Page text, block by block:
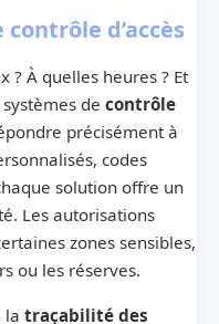
d’accès
? À quelles heures ? Et
de contrôle
précisément à
codes
solution offre un
Les autorisations
zones sensibles,
ou les réserves.
la traçabilité des